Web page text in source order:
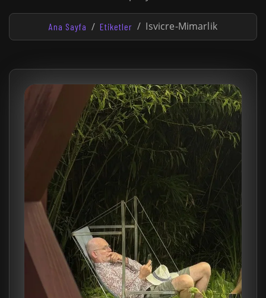
Ana Sayfa Etiketler Isvicre-Mimarlik